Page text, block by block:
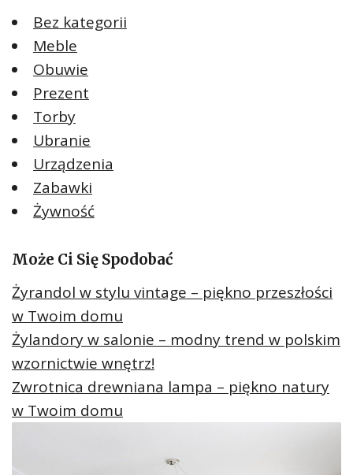
Bez kategorii
Meble
Obuwie
Prezent
Torby
Ubranie
Urządzenia
Zabawki
Żywność
Może Ci Się Spodobać
Żyrandol w stylu vintage – piękno przeszłości
w Twoim domu
Żylandory w salonie – modny trend w polskim
wzornictwie wnętrz!
Zwrotnica drewniana lampa – piękno natury
w Twoim domu